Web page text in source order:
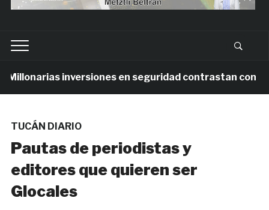
inversiones en seguridad contrastan con la
TUCÁN DIARIO
Pautas de periodistas y
editores que quieren ser
Glocales